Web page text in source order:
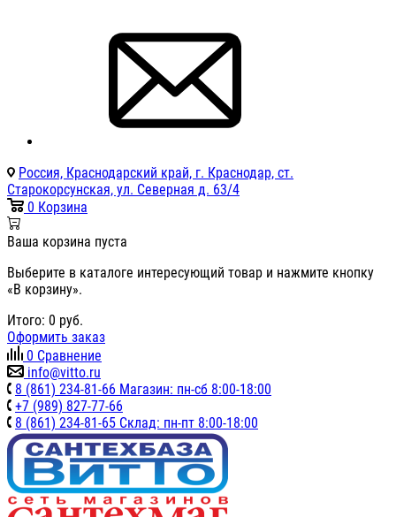
Россия, Краснодарский край, г. Краснодар, ст.
Старокорсунская, ул. Северная д. 63/4
0 Корзина
Ваша корзина пуста
Выберите в каталоге интересующий товар и нажмите кнопку
«В корзину».
Итого: 0 руб.
Оформить заказ
0 Сравнение
info@vitto.ru
8 (861) 234-81-66 Магазин: пн-сб 8:00-18:00
+7 (989) 827-77-66
8 (861) 234-81-65 Склад: пн-пт 8:00-18:00